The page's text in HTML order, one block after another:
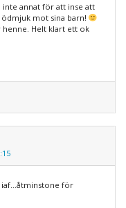
annat för att inse att
ödmjuk mot sina barn!
henne. Helt klart ett ok
iaf…åtminstone för